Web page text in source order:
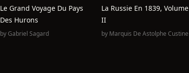
Le Grand Voyage Du Pays
Des Hurons
byGabriel Sagard
La Russie En 1839, Volume
II
by Marquis De Astolphe Custine